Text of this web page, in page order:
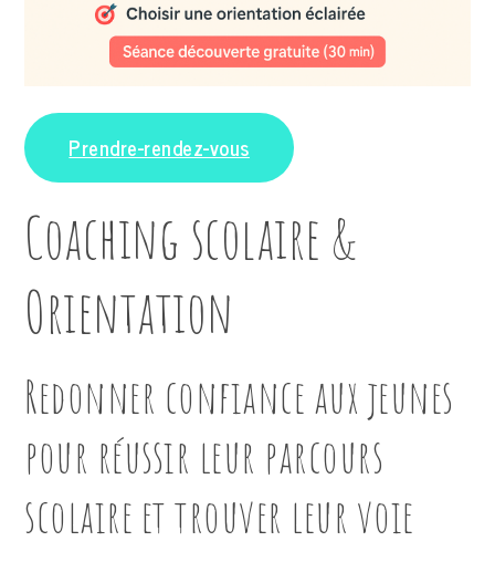
Prendre-rendez-vous
Coaching scolaire &
Orientation
Redonner confiance aux jeunes
pour réussir leur parcours
scolaire et trouver leur voie